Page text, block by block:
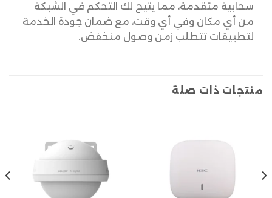
سحابية متقدمة، مما يتيح لك التحكم في الشبكة
من أي مكان وفي أي وقت، مع ضمان جودة الخدمة
لتطبيقات تتطلب زمن وصول منخفض.
منتجات ذات صلة